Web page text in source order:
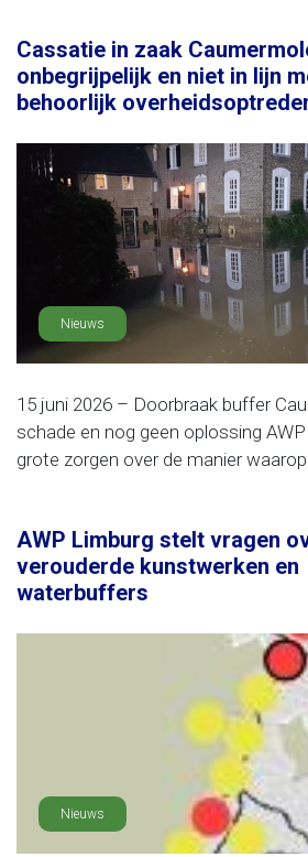
Cassatie in zaak
onbegrijpelijk en niet in lijn
behoorlijk
Nieuws
15 juni 2026 – Doorbraak buffer
schade en nog geen oplossing
grote zorgen over de manier waarop
AWP Limburg stelt vragen
verouderde kunstwerken en
waterbuffers
Nieuws